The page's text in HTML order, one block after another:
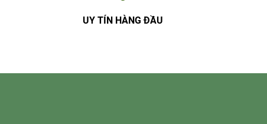
UY TÍN HÀNG ĐẦU